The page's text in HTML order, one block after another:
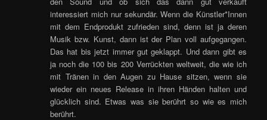
interessiert mich nur sekundär. Wenn die Künstler*Innen
mit dem Endprodukt zufrieden sind, denn ist ja deren
Musik bzw. Kunst, dann ist der Plan voll aufgegangen.
Das hat bis jetzt immer gut geklappt. Und dann gibt es
ja noch die 100 bis 200 Verrückten weltweit, die wie ich
mit Tränen in den Augen zu Hause sitzen, wenn sie
wieder ein neues Release in ihren Händen halten und
glücklich sind. Etwas was sie berührt so wie es mich
berührt.